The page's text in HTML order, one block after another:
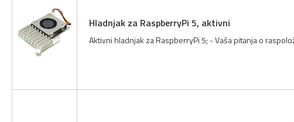
Hladnjak za RaspberryPi 5, aktivni
Aktivni hladnjak za RaspberryPi 5; - Vaša pitanja o